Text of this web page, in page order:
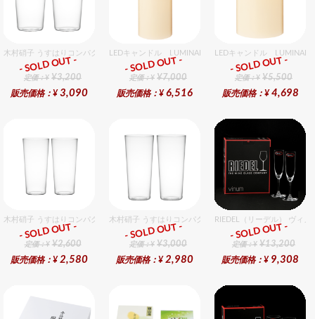
木村硝子 うすはりコンパクト450cc タンブラーグラスギフトセット（2個入り）
ギフト
定価：¥ ¥3,200
販売価格：¥ 3,090
- SOLD OUT -
LEDキャンドル LUMINARA（ルミナラ） アイボリー
ギフト
定価：¥ ¥7,000
販売価格：¥ 6,516
- SOLD OUT -
LEDキャンドル
ギフト
定価：¥ ¥5,500
販売価格：¥ 4,698
- SOLD OUT -
木村硝子 うすはりコンパクト260cc ゾンビグラスギフトセット（2個入り）
ギフト
定価：¥ ¥2,600
販売価格：¥ 2,580
- SOLD OUT -
木村硝子 うすはりコンパクト380cc ゾンビグラスギフト
ギフト
定価：¥ ¥3,000
販売価格：¥ 2,980
- SOLD OUT -
RIEDEL（リーデル） ヴィ
ギフト
定価：¥ ¥13,200
販売価格：¥ 9,308
- SOLD OUT -